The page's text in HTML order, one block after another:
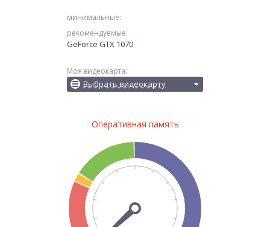
минимальные:
рекомендуемые:
GeForce GTX 1070
Моя видеокарта:
Выбрать видеокарту
Оперативная память